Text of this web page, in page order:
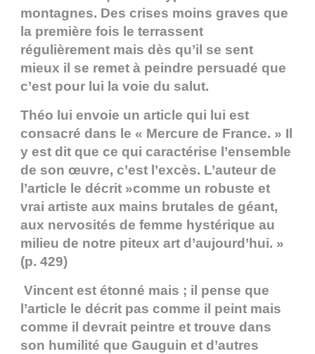
montagnes. Des crises moins graves que
la première fois le terrassent
régulièrement mais dès qu’il se sent
mieux il se remet à peindre persuadé que
c’est pour lui la voie du salut.
Théo lui envoie un article qui lui est
consacré dans le « Mercure de France. » Il
y est dit que ce qui caractérise l’ensemble
de son œuvre, c’est l’excès. L’auteur de
l’article le décrit »comme un robuste et
vrai artiste aux mains brutales de géant,
aux nervosités de femme hystérique au
milieu de notre piteux art d’aujourd’hui. »
(p. 429)
Vincent est étonné mais ; il pense que
l’article le décrit pas comme il peint mais
comme il devrait peintre et trouve dans
son humilité que Gauguin et d’autres